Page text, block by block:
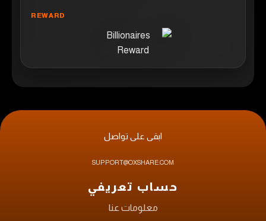
ابقى على تواصل
SUPPORT@OXSHARE.COM
حساب تعريفي
معلومات عنا